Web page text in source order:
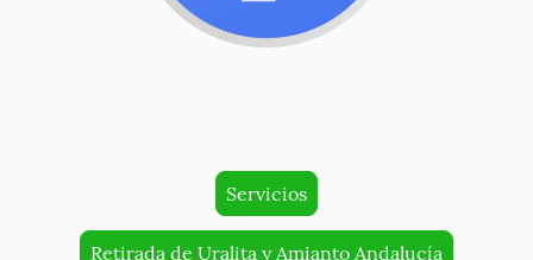
Servicios
Retirada de Uralita y Amianto Andalucía